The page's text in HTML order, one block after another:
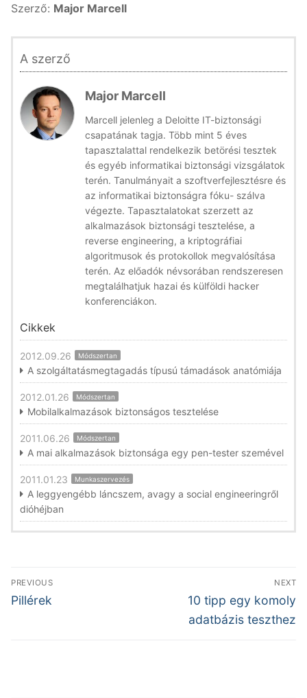
Szerző: Major Marcell
A szerző
Major Marcell
Marcell jelenleg a Deloitte IT-biztonsági
csapatának tagja. Több mint 5 éves
tapasztalattal rendelkezik betörési tesztek
és egyéb informatikai biztonsági vizsgálatok
terén. Tanulmányait a szoftverfejlesztésre és
az informatikai biztonságra fóku- szálva
végezte. Tapasztalatokat szerzett az
alkalmazások biztonsági tesztelése, a
reverse engineering, a kriptográfiai
algoritmusok és protokollok megvalósítása
terén. Az előadók névsorában rendszeresen
megtalálhatjuk hazai és külföldi hacker
konferenciákon.
Cikkek
2012.09.26 Módszertan
A szolgáltatásmegtagadás típusú támadások anatómiája
2012.01.26 Módszertan
Mobilalkalmazások biztonságos tesztelése
2011.06.26 Módszertan
A mai alkalmazások biztonsága egy pen-tester szemével
2011.01.23 Munkaszervezés
A leggyengébb láncszem, avagy a social engineeringről
dióhéjban
Bejegyzés
navigáció
PREVIOUS
Previous
Pillérek
NEXT
Next
post:
10 tipp egy komoly
adatbázis teszthez